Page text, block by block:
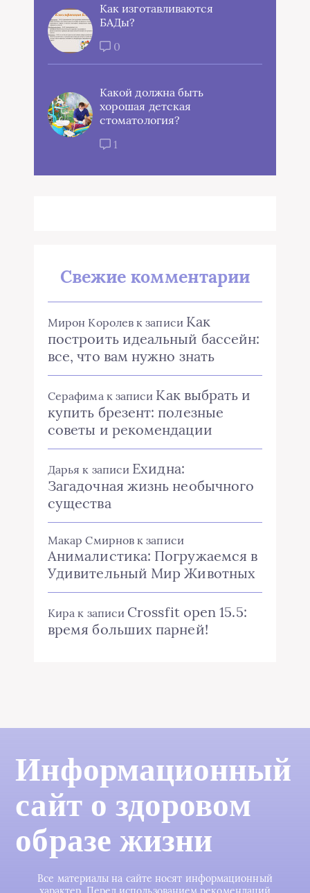
Как изготавливаются
БАДы?
0
Какой должна быть
хорошая детская
стоматология?
1
Свежие комментарии
Мирон Королев к записи Как
построить идеальный бассейн:
все, что вам нужно знать
Серафима к записи Как выбрать и
купить брезент: полезные
советы и рекомендации
Дарья к записи Ехидна:
Загадочная жизнь необычного
существа
Макар Смирнов к записи
Анималистика: Погружаемся в
Удивительный Мир Животных
Кира к записи Crossfit open 15.5:
время больших парней!
Информационный
сайт о здоровом
образе жизни
Все материалы на сайте носят информационный